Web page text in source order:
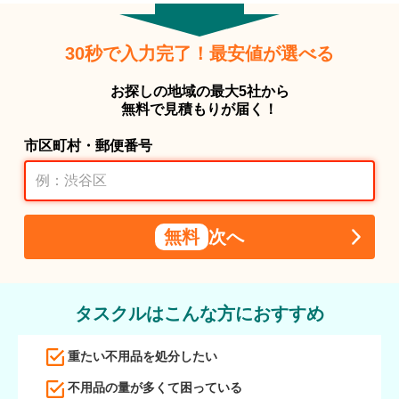
30秒で入力完了！最安値が選べる
お探しの地域の最大5社から
無料で見積もりが届く！
市区町村・郵便番号
無料 次へ
タスクルはこんな方におすすめ
重たい不用品を処分したい
不用品の量が多くて困っている